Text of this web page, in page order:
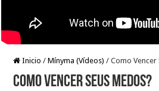
Inicio / Mínyma (Vídeos) / Como Vencer
Como Vencer Seus Medos?